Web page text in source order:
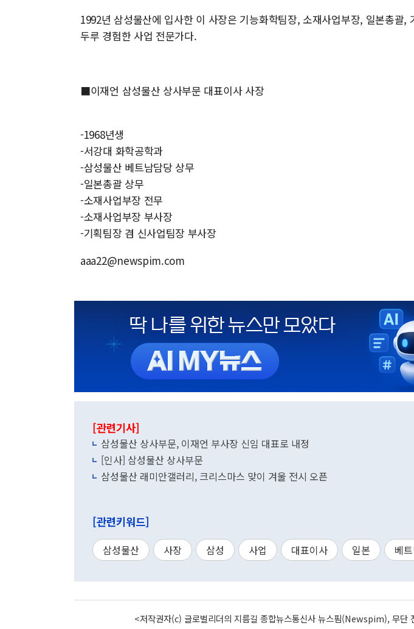
1992년 삼성물산에 입사한 이 사장은 기능화학팀장, 소재사업부장, 일본총괄,
두루 경험한 사업 전문가다.
■이재언 삼성물산 상사부문 대표이사 사장
-1968년생
-서강대 화학공학과
-삼성물산 베트남담당 상무
-일본총괄 상무
-소재사업부장 전무
-소재사업부장 부사장
-기획팀장 겸 신사업팀장 부사장
aaa22@newspim.com
[관련기사]
삼성물산 상사부문, 이재언 부사장 신임 대표로 내정
[인사] 삼성물산 상사부문
삼성물산 래미안갤러리, 크리스마스 맞이 겨울 전시 오픈
[관련키워드]
삼성물산 사장 삼성 사업 대표이사 일본 베
<저작권자(c) 글로벌리더의 지름길 종합뉴스통신사 뉴스핌(Newspim), 무단